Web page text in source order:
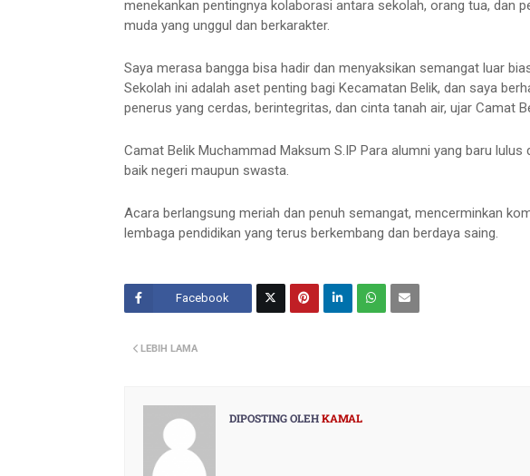
menekankan pentingnya kolaborasi antara sekolah, orang tua, dan
muda yang unggul dan berkarakter.
Saya merasa bangga bisa hadir dan menyaksikan semangat luar
Sekolah ini adalah aset penting bagi Kecamatan Belik, dan saya
penerus yang cerdas, berintegritas, dan cinta tanah air, ujar Camat
Camat Belik Muchammad Maksum S.IP Para alumni yang baru
baik negeri maupun swasta.
Acara berlangsung meriah dan penuh semangat, mencerminkan
lembaga pendidikan yang terus berkembang dan berdaya saing.
Facebook
LEBIH LAMA
DIPOSTING OLEHKAMAL